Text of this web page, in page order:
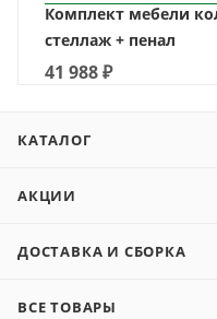
Комплект мебели
стеллаж + пенал
41 988₽
КАТАЛОГ
АКЦИИ
ДОСТАВКА И СБОРКА
ВСЕ ТОВАРЫ